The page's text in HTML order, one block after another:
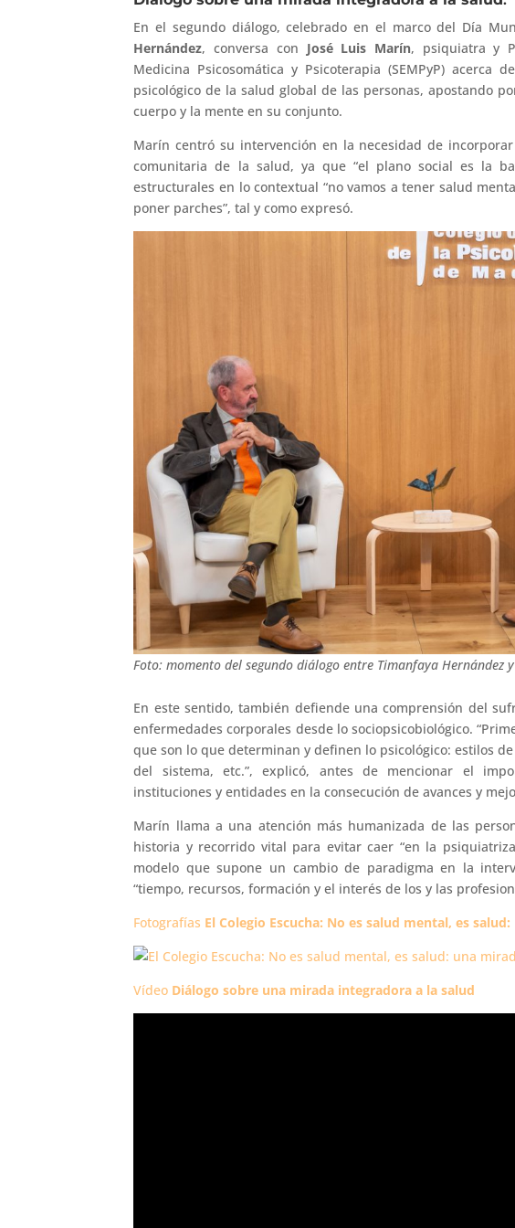
En el segundo diálogo, celebrado en el marco del Día
Hernández, conversa con José Luis Marín, psiquiatra y
Medicina Psicosomática y Psicoterapia (SEMPyP)
psicológico de la salud global de las personas, apostando
cuerpo y la mente en su conjunto.
Marín centró su intervención en la necesidad de
comunitaria de la salud, ya que “el plano social es la
estructurales en lo contextual “no vamos a tener salud
poner parches”, tal y como expresó.
Foto: momento del segundo diálogo entre Timanfaya Hernández
En este sentido, también defiende una comprensión del
enfermedades corporales desde lo sociopsicobiológico.
que son lo que determinan y definen lo psicológico: estilos
del sistema, etc.”, explicó, antes de mencionar el
instituciones y entidades en la consecución de avances y
Marín llama a una atención más humanizada de las
historia y recorrido vital para evitar caer “en la
modelo que supone un cambio de paradigma en la
“tiempo, recursos, formación y el interés de los y las
Fotografías El Colegio Escucha: No es salud mental, es
Vídeo Diálogo sobre una mirada integradora a la salud